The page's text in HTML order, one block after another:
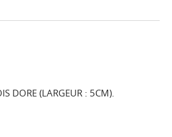
DORE (LARGEUR : 5CM).